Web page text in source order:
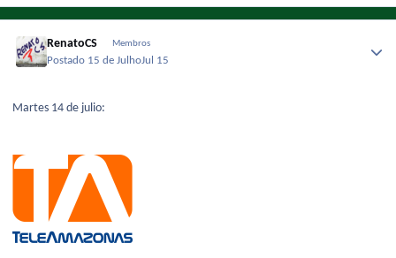
RenatoCS Membros
Postado 15 de JulhoJul 15
Martes 14 de julio: